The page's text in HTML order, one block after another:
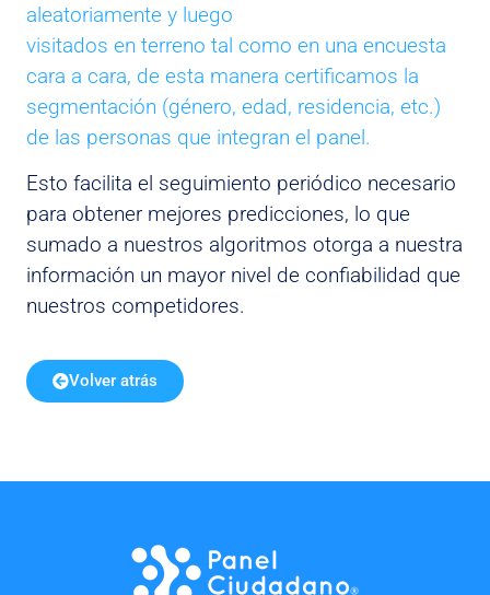
aleatoriamente y luego
visitados en terreno tal como en una encuesta
cara a cara, de esta manera certificamos la
segmentación (género, edad, residencia, etc.)
de las personas que integran el panel.
Esto facilita el seguimiento periódico necesario
para obtener mejores predicciones, lo que
sumado a nuestros algoritmos otorga a nuestra
información un mayor nivel de confiabilidad que
nuestros competidores.
Volver atrás